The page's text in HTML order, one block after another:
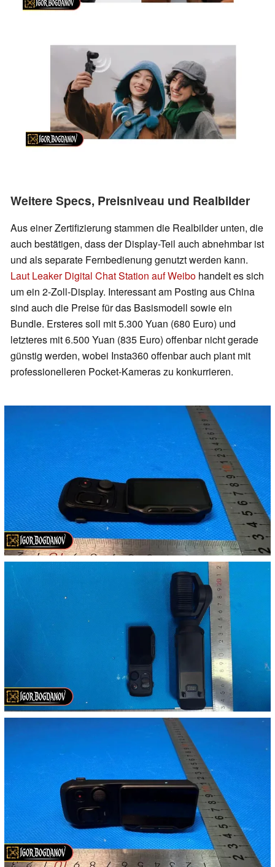
Weitere Specs, Preisniveau und Realbilder
Aus einer Zertifizierung stammen die Realbilder unten, die
auch bestätigen, dass der Display-Teil auch abnehmbar ist
und als separate Fernbedienung genutzt werden kann.
Laut Leaker Digital Chat Station auf Weibo handelt es sich
um ein 2-Zoll-Display. Interessant am Posting aus China
sind auch die Preise für das Basismodell sowie ein
Bundle. Ersteres soll mit 5.300 Yuan (680 Euro) und
letzteres mit 6.500 Yuan (835 Euro) offenbar nicht gerade
günstig werden, wobei Insta360 offenbar auch plant mit
professionelleren Pocket-Kameras zu konkurrieren.